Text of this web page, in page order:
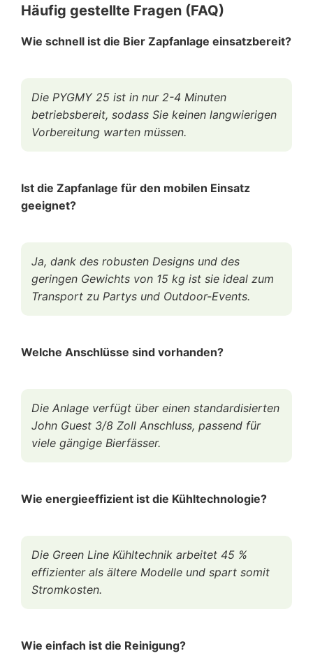
Häufig gestellte Fragen (FAQ)
Wie schnell ist die Bier Zapfanlage einsatzbereit?
Die PYGMY 25 ist in nur 2-4 Minuten
betriebsbereit, sodass Sie keinen langwierigen
Vorbereitung warten müssen.
Ist die Zapfanlage für den mobilen Einsatz
geeignet?
Ja, dank des robusten Designs und des
geringen Gewichts von 15 kg ist sie ideal zum
Transport zu Partys und Outdoor-Events.
Welche Anschlüsse sind vorhanden?
Die Anlage verfügt über einen standardisierten
John Guest 3/8 Zoll Anschluss, passend für
viele gängige Bierfässer.
Wie energieeffizient ist die Kühltechnologie?
Die Green Line Kühltechnik arbeitet 45 %
effizienter als ältere Modelle und spart somit
Stromkosten.
Wie einfach ist die Reinigung?